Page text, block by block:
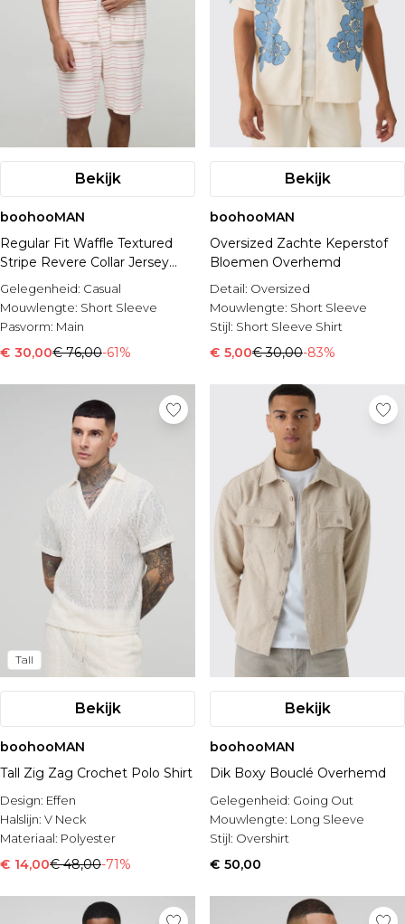
Bekijk
boohooMAN
Regular Fit Waffle Textured
Stripe Revere Collar Jersey
Shirt and Shorts Set
Gelegenheid: Casual
Mouwlengte: Short Sleeve
Pasvorm: Main
€ 30,00€ 76,00-61%
Bekijk
boohooMAN
Oversized Zachte Keperstof
Bloemen Overhemd
Detail: Oversized
Mouwlengte: Short Sleeve
Stijl: Short Sleeve Shirt
€ 5,00€ 30,00-83%
Tall
Bekijk
boohooMAN
Tall Zig Zag Crochet Polo Shirt
Design: Effen
Halslijn: V Neck
Materiaal: Polyester
€ 14,00€ 48,00-71%
Bekijk
boohooMAN
Dik Boxy Bouclé Overhemd
Gelegenheid: Going Out
Mouwlengte: Long Sleeve
Stijl: Overshirt
€ 50,00